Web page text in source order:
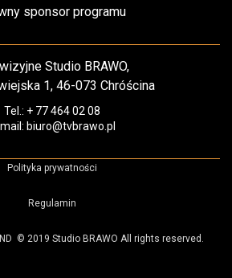
sponsor programu
Studio BRAWO,
1, 46-073 Chróścina
Tel.: + 77 464 02 08
biuro@tvbrawo.pl
Polityka prywatności
Regulamin
© 2019 Studio BRAWO All rights reserved.